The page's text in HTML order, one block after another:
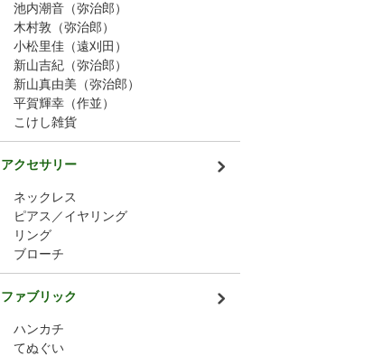
池内潮音（弥治郎）
木村敦（弥治郎）
小松里佳（遠刈田）
新山吉紀（弥治郎）
新山真由美（弥治郎）
平賀輝幸（作並）
こけし雑貨
アクセサリー
ネックレス
ピアス／イヤリング
リング
ブローチ
ファブリック
ハンカチ
てぬぐい